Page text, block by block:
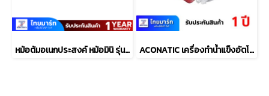
หม้อต้มอเนกประสงค์ หม้อมินิ รุ่น KW-128 ACONATIC เครื่องทำน้ำแข็งอัตโนมัติ 1.5 ลิตร รุ่น AN-ICM1501